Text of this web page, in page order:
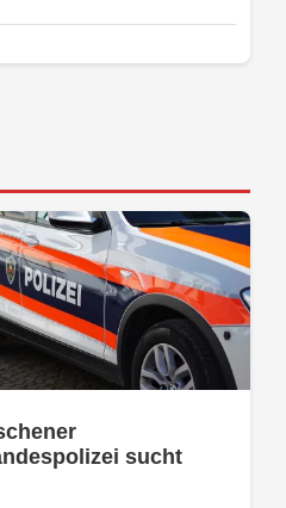
sucht